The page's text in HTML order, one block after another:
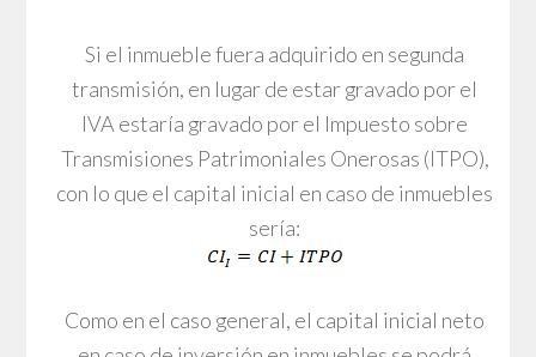
Si el inmueble fuera adquirido en segunda
transmisión, en lugar de estar gravado por el
IVA estaría gravado por el Impuesto sobre
Transmisiones Patrimoniales Onerosas (ITPO),
con lo que el capital inicial en caso de inmuebles
sería:
Como en el caso general, el capital inicial neto